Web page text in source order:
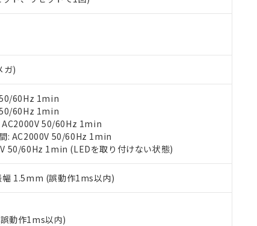
ガ)
60Hz 1min
60Hz 1min
AC2000V 50/60Hz 1min
: AC2000V 50/60Hz 1min
50/60Hz 1min (LEDを取り付けない状態)
1.5mm (誤動作1ms以内)
動作1ms以内)
相談ください。
器販売店や当社販売拠点は「販売ネットワーク
」をご確認く
標準価格結果を当社の事前の承諾なく第三者に漏洩または開示
（部品リスト作成サービス）をご利用いただくには、I-Webメ
ります。
用者とは、"個人情報の共同利用に関して"
ます。
況などにより、予定月が前後することがあります。
ウンロード
ダウンロードすることができます。
質）の非含有証明書
（当社基準）
時点で非含有を証明するもので、過去に遡って非含有を証明する
欄に対応日を記載しておりました。
への在庫切替を完了していることから、特段のことがない限り
物質）のすべてが基準値以下であることを示します。
況下において有害物質が外部に漏えいし、環境に深刻な影響
当社販売部門へお問い合わせください。
品を第三者に販売する場合は、上記1、2および3の内容を当該
売先および販売に係わる関係者が違法に輸出するおそれがある
満たないが在庫あり
新の在庫状況については、お客様のお取引先、またはお客様担
・当社販売員にご確認ください)
種、また在庫状況の情報を公開していない機種